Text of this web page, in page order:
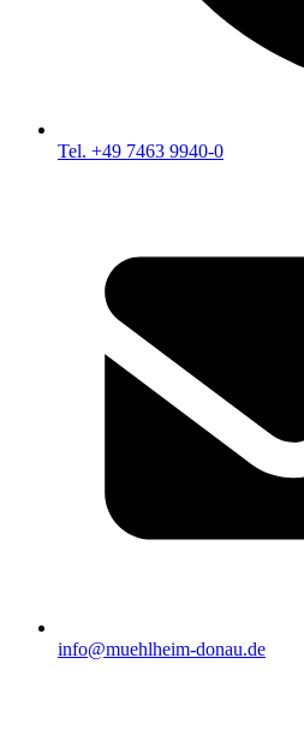
Tel. +49 7463 9940-0
info@muehlheim-donau.de